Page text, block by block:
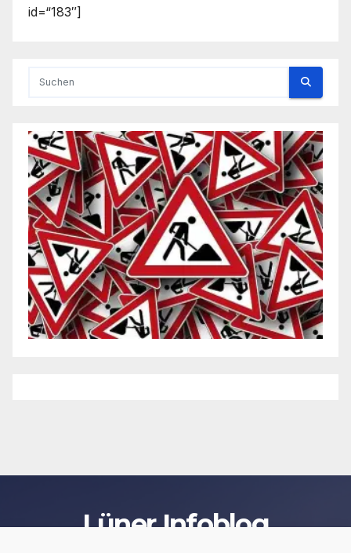
id=“183″]
Lüner Infoblog